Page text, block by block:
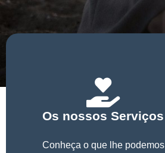
Os nossos Serviços
Conheça o que lhe podemos